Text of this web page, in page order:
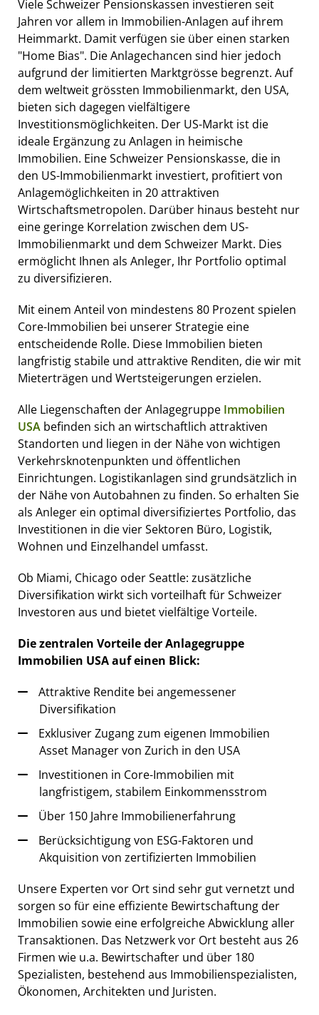
Viele Schweizer Pensionskassen investieren seit
Jahren vor allem in Immobilien-Anlagen auf ihrem
Heimmarkt. Damit verfügen sie über einen starken
"Home Bias". Die Anlagechancen sind hier jedoch
aufgrund der limitierten Marktgrösse begrenzt. Auf
dem weltweit grössten Immobilienmarkt, den USA,
bieten sich dagegen vielfältigere
Investitionsmöglichkeiten. Der US-Markt ist die
ideale Ergänzung zu Anlagen in heimische
Immobilien. Eine Schweizer Pensionskasse, die in
den US-Immobilienmarkt investiert, profitiert von
Anlagemöglichkeiten in 20 attraktiven
Wirtschaftsmetropolen. Darüber hinaus besteht nur
eine geringe Korrelation zwischen dem US-
Immobilienmarkt und dem Schweizer Markt. Dies
ermöglicht Ihnen als Anleger, Ihr Portfolio optimal
zu diversifizieren.
Mit einem Anteil von mindestens 80 Prozent spielen
Core-Immobilien bei unserer Strategie eine
entscheidende Rolle. Diese Immobilien bieten
langfristig stabile und attraktive Renditen, die wir mit
Mieterträgen und Wertsteigerungen erzielen.
Alle Liegenschaften der Anlagegruppe Immobilien
USA befinden sich an wirtschaftlich attraktiven
Standorten und liegen in der Nähe von wichtigen
Verkehrsknotenpunkten und öffentlichen
Einrichtungen. Logistikanlagen sind grundsätzlich in
der Nähe von Autobahnen zu finden. So erhalten Sie
als Anleger ein optimal diversifiziertes Portfolio, das
Investitionen in die vier Sektoren Büro, Logistik,
Wohnen und Einzelhandel umfasst.
Ob Miami, Chicago oder Seattle: zusätzliche
Diversifikation wirkt sich vorteilhaft für Schweizer
Investoren aus und bietet vielfältige Vorteile.
Die zentralen Vorteile der Anlagegruppe
Immobilien USA auf einen Blick:
Attraktive Rendite bei angemessener
Diversifikation
Exklusiver Zugang zum eigenen Immobilien
Asset Manager von Zurich in den USA
Investitionen in Core-Immobilien mit
langfristigem, stabilem Einkommensstrom
Über 150 Jahre Immobilienerfahrung
Berücksichtigung von ESG-Faktoren und
Akquisition von zertifizierten Immobilien
Unsere Experten vor Ort sind sehr gut vernetzt und
sorgen so für eine effiziente Bewirtschaftung der
Immobilien sowie eine erfolgreiche Abwicklung aller
Transaktionen. Das Netzwerk vor Ort besteht aus 26
Firmen wie u.a. Bewirtschafter und über 180
Spezialisten, bestehend aus Immobilienspezialisten,
Ökonomen, Architekten und Juristen.